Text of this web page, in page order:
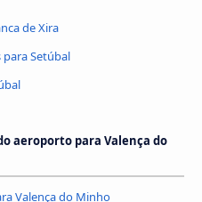
de Xira
Setúbal
aeroporto para Valença do
Valença do Minho